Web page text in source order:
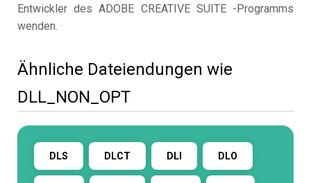
Entwickler des ADOBE CREATIVE SUITE -Programms
wenden.
Ähnliche Dateiendungen wie
DLL_NON_OPT
DLS DLCT DLI DLO